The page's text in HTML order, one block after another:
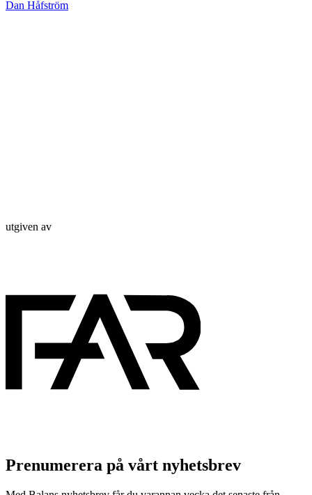
Dan Håfström
utgiven av
Prenumerera på vårt nyhetsbrev